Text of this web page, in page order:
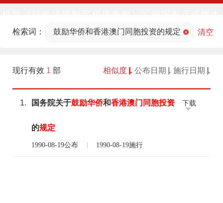
法部官网)同步公布
检索词： 鼓励华侨和香港澳门同胞投资的规定 清空
现行有效 1 部 相似度 公布日期 施行日期
1. 国务院关于鼓励华侨和香港澳门 同胞投资
的规定
1990-08-19公布 1990-08-19施行
下载